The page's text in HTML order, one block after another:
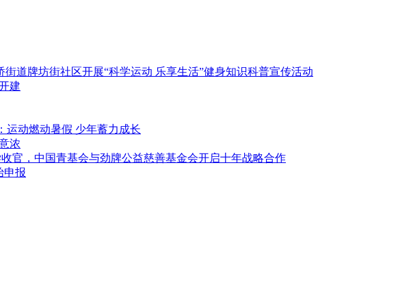
街道牌坊街社区开展“科学运动 乐享生活”健身知识科普宣传活动
建
运动燃动暑假 少年蓄力成长
浓
收官，中国青基会与劲牌公益慈善基金会开启十年战略合作
申报